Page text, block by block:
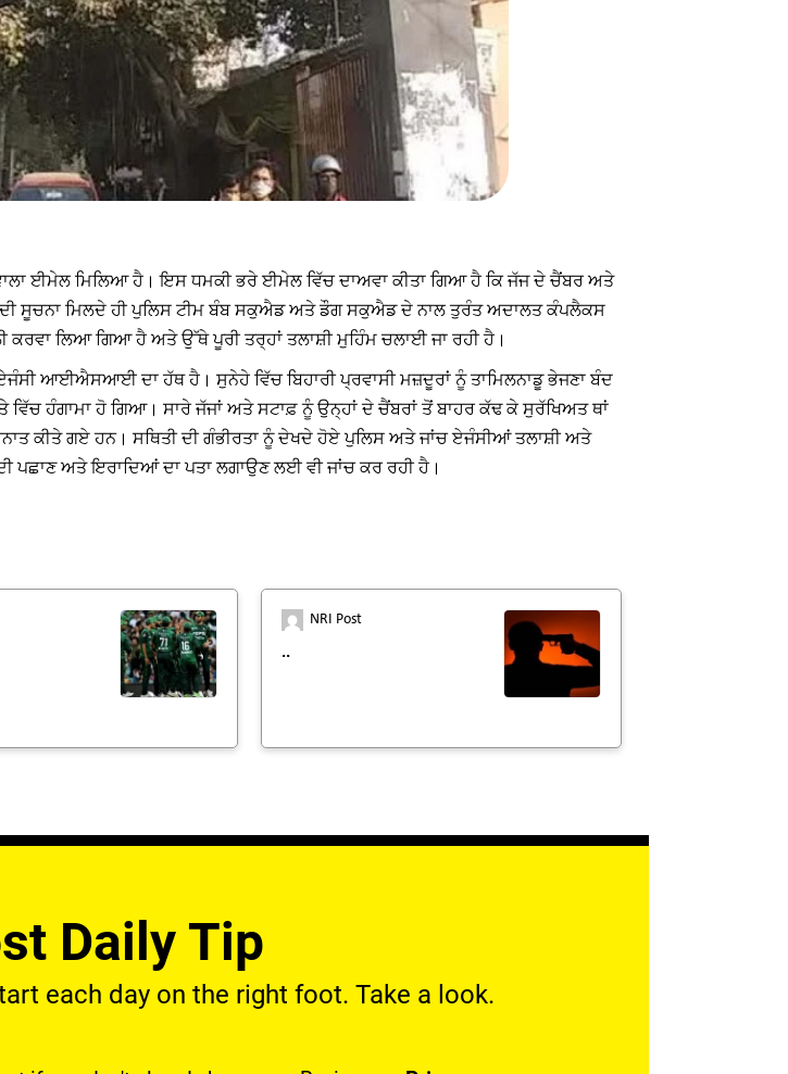
ਈਮੇਲ ਮਿਲਿਆ ਹੈ। ਇਸ ਧਮਕੀ ਭਰੇ ਈਮੇਲ ਵਿੱਚ ਦਾਅਵਾ ਕੀਤਾ ਗਿਆ ਹੈ ਕਿ ਜੱਜ ਦੇ ਚੈਂਬਰ ਅਤੇ
ਸੂਚਨਾ ਮਿਲਦੇ ਹੀ ਪੁਲਿਸ ਟੀਮ ਬੰਬ ਸਕੁਐਡ ਅਤੇ ਡੌਗ ਸਕੁਐਡ ਦੇ ਨਾਲ ਤੁਰੰਤ ਅਦਾਲਤ ਕੰਪਲੈਕਸ
ਲਿਆ ਗਿਆ ਹੈ ਅਤੇ ਉੱਥੇ ਪੂਰੀ ਤਰ੍ਹਾਂ ਤਲਾਸ਼ੀ ਮੁਹਿੰਮ ਚਲਾਈ ਜਾ ਰਹੀ ਹੈ।
ਆਈਐਸਆਈ ਦਾ ਹੱਥ ਹੈ। ਸੁਨੇਹੇ ਵਿੱਚ ਬਿਹਾਰੀ ਪ੍ਰਵਾਸੀ ਮਜ਼ਦੂਰਾਂ ਨੂੰ ਤਾਮਿਲਨਾਡੂ ਭੇਜਣਾ ਬੰਦ
ਹੰਗਾਮਾ ਹੋ ਗਿਆ। ਸਾਰੇ ਜੱਜਾਂ ਅਤੇ ਸਟਾਫ਼ ਨੂੰ ਉਨ੍ਹਾਂ ਦੇ ਚੈਂਬਰਾਂ ਤੋਂ ਬਾਹਰ ਕੱਢ ਕੇ ਸੁਰੱਖਿਅਤ ਥਾਂ
ਕੀਤੇ ਗਏ ਹਨ। ਸਥਿਤੀ ਦੀ ਗੰਭੀਰਤਾ ਨੂੰ ਦੇਖਦੇ ਹੋਏ ਪੁਲਿਸ ਅਤੇ ਜਾਂਚ ਏਜੰਸੀਆਂ ਤਲਾਸ਼ੀ ਅਤੇ
ਅਤੇ ਇਰਾਦਿਆਂ ਦਾ ਪਤਾ ਲਗਾਉਣ ਲਈ ਵੀ ਜਾਂਚ ਕਰ ਰਹੀ ਹੈ।
NRI Post
..
Daily Tip
each day on the right foot. Take a look.